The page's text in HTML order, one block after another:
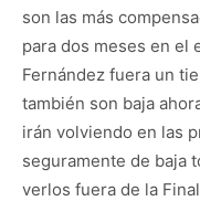
son las más
para dos meses en el
Fernández fuera un
también son baja
irán volviendo en las
seguramente de baja
verlos fuera de la